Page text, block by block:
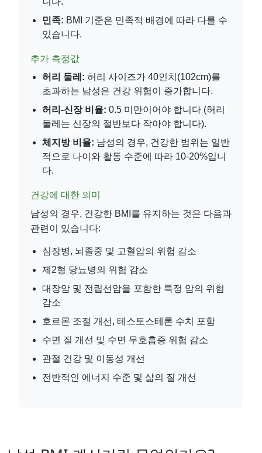
민족: BMI 기준은 민족적 배경에 따라 다를 수
있습니다.
추가 측정값
허리 둘레: 허리 사이즈가 40인치(102cm)를
초과하는 남성은 건강 위험이 증가합니다.
허리-신장 비율: 0.5 미만이어야 합니다 (허리
둘레는 신장의 절반보다 작아야 합니다).
체지방 비율: 남성의 경우, 건강한 범위는 일반
적으로 나이와 활동 수준에 따라 10-20%입니
다.
건강에 대한 의미
남성의 경우, 건강한 BMI를 유지하는 것은 다음과
관련이 있습니다:
심장병, 뇌졸중 및 고혈압의 위험 감소
제2형 당뇨병의 위험 감소
대장암 및 전립선암을 포함한 특정 암의 위험
감소
호르몬 조절 개선, 테스토스테론 수치 포함
수면 질 개선 및 수면 무호흡증 위험 감소
관절 건강 및 이동성 개선
전반적인 에너지 수준 및 삶의 질 개선